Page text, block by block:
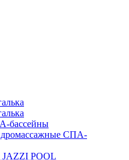
бассейны
СПА-
POOL